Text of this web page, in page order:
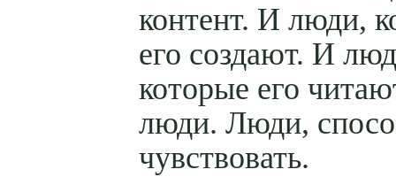
контент. И люди,
его создают. И
которые его
люди. Люди,
чувствовать.